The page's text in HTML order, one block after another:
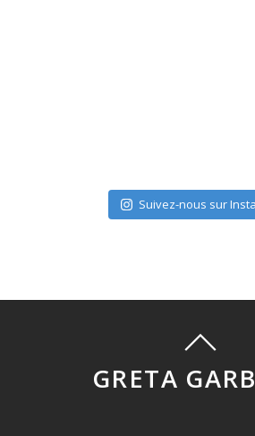
Suivez-nous sur
GRETA